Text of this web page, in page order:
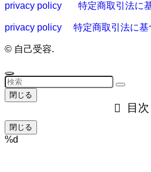
privacy policy 特定商取引法に
privacy policy 特定商取引法に基
© 自己受容.
閉じる
目次
閉じる
%d